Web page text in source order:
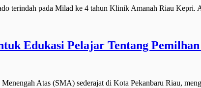
terindah pada Milad ke 4 tahun Klinik Amanah Riau Kepri.
Edukasi Pelajar Tentang Pemilhan
Atas (SMA) sederajat di Kota Pekanbaru Riau,